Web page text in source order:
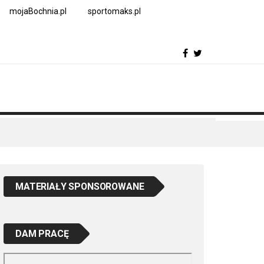
mojaBochnia.pl sportomaks.pl
MATERIAŁY SPONSOROWANE
DAM PRACĘ